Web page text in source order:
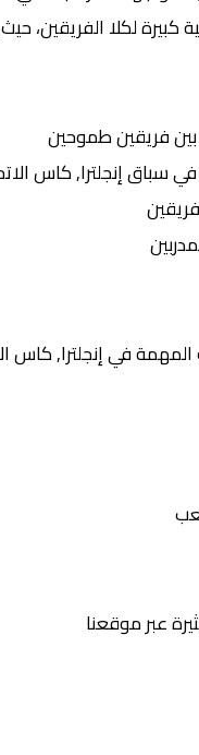
كبيرة لكلا الفريقين،
فريقين طموحين
إنجلترا, كاس
كاس الاتحاد الإنجليزي – الدور 3،
عبر موقعنا